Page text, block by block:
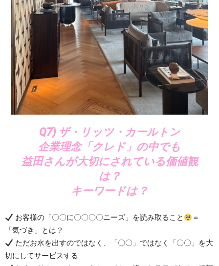
Q7) ザ・リッツ・カールトン
企業理念「クレド」の中でも
益田さんが大切にされている価値観
は？
キーワードは？
お客様の「〇〇に〇〇〇〇ニーズ」を読み取ること
＝
「気づき」とは？
ただお水を出すのではなく、「〇〇」ではなく「〇〇」を大
切にしてサービスする